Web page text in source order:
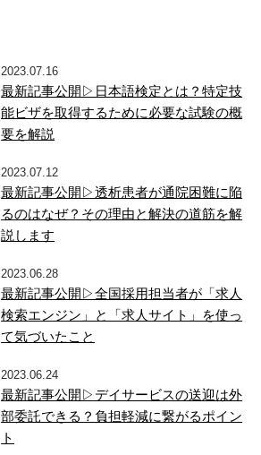
2023.07.16
最新記事公開▷日本語検定とは？特定技
能ビザを取得するために必要な試験の概
要を解説
2023.07.12
最新記事公開▷透析患者が通院困難に陥
るのはなぜ？その理由と解決の道筋を解
説します
2023.06.28
最新記事公開▷全国採用担当者が「求人
検索エンジン」と「求人サイト」を使っ
て気づいたこと
2023.06.24
最新記事公開▷デイサービスの送迎は外
部委託できる？負担軽減に繋がるポイン
ト